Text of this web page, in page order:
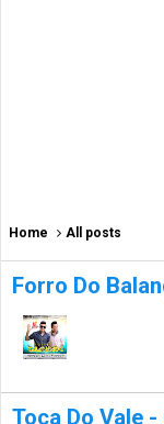
Home All posts
Forro Do
Toca Do Vale